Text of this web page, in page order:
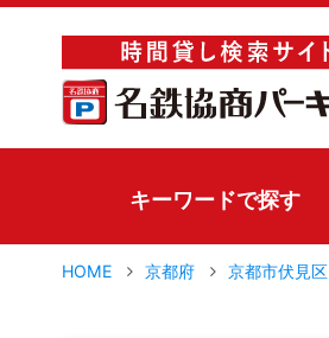
キーワードで探す
HOME 京都府 京都市伏見区